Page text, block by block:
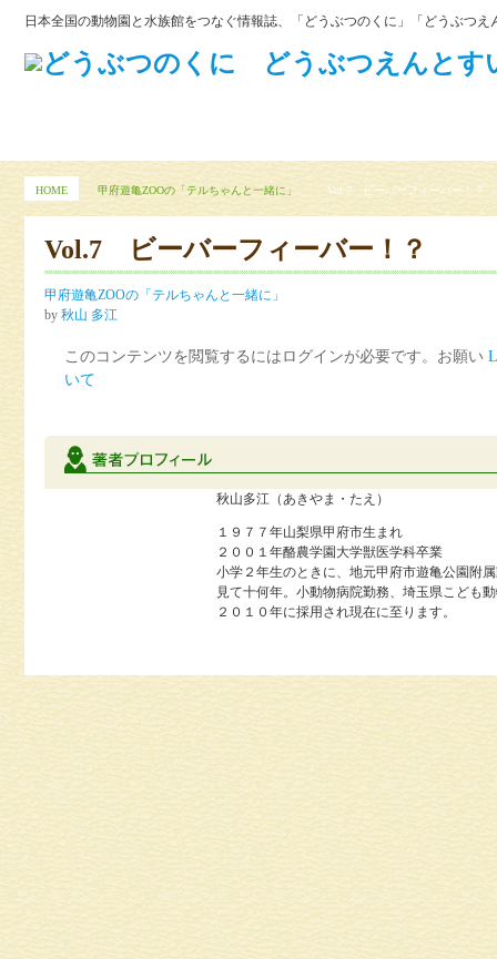
日本全国の動物園と水族館をつなぐ情報誌、「どうぶつのくに」「どうぶつえ
HOME 甲府遊亀ZOOの「テルちゃんと一緒に」 Vol.7 ビーバーフィーバー！？
Vol.7 ビーバーフィーバー！？
甲府遊亀ZOOの「テルちゃんと一緒に」
by 秋山 多江
このコンテンツを閲覧するにはログインが必要です。お願い
いて
秋山多江（あきやま・たえ）
１９７７年山梨県甲府市生まれ
２００１年酪農学園大学獣医学科卒業
小学２年生のときに、地元甲府市遊亀公園附
見て十何年。小動物病院勤務、埼玉県こども
２０１０年に採用され現在に至ります。